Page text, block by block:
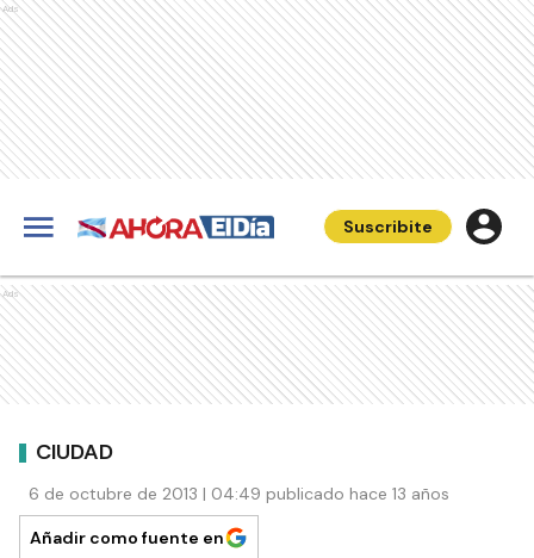
Ads
Suscribite
Ads
CIUDAD
6 de octubre de 2013 | 04:49 publicado hace 13 años
Añadir como fuente en